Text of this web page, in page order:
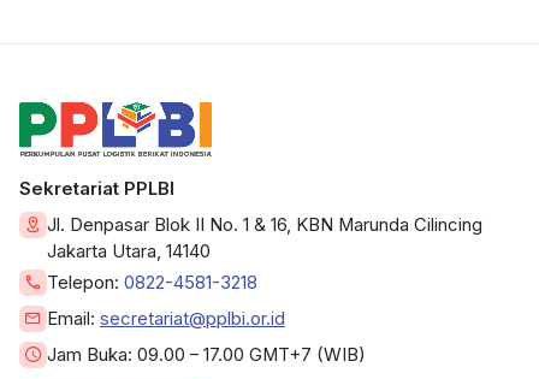
Sekretariat PPLBI
Jl. Denpasar Blok II No. 1 & 16, KBN Marunda Cilincing
Jakarta Utara, 14140
Telepon: 0822-4581-3218
Email: secretariat@pplbi.or.id
Jam Buka: 09.00 – 17.00 GMT+7 (WIB)